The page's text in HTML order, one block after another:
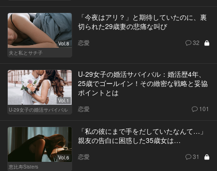
Vol.8
夫と私とサチ子
「今夜はアリ？」と期待していたのに、裏
切られた29歳妻の悲痛な叫び
恋愛 32
Vol.1
U-29女子の婚活サバイバル
U-29女子の婚活サバイバル：婚活歴4年、
25歳でゴールイン！その緻密な戦略と妥協
ポイントとは
恋愛 101
Vol.6
恵比寿Sisters
「私の彼にまで手をだしていたなんて…」
親友の告白に困惑した35歳女は…
恋愛 31